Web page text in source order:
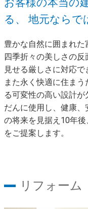
る、
地元ならで
豊かな自然に囲まれた
四季折々の美しさの
見せる厳しさに対応で
また永く快適に住ま
る可変性の高い設計
だんに使用し、健康
の将来を見据え10年
をご提案します。
リフォーム